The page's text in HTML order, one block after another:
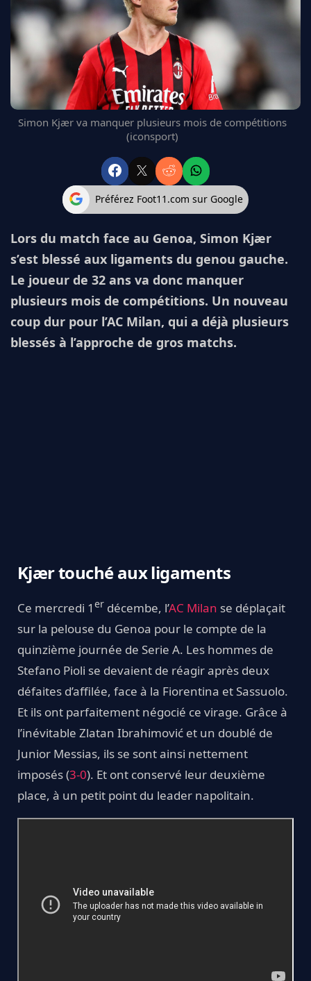
FC BARCELONE
MANCHESTER UNITED
CHELSEA
BAYERN
L'AVIS DE LA RÉDAC'
Simon Kjær va manquer plusieurs mois de compétitions
(iconsport)
Préférez Foot11.com sur Google
Lors du match face au Genoa, Simon Kjær
s’est blessé aux ligaments du genou gauche.
Le joueur de 32 ans va donc manquer
plusieurs mois de compétitions. Un nouveau
coup dur pour l’AC Milan, qui a déjà plusieurs
blessés à l’approche de gros matchs.
Kjær touché aux ligaments
Ce mercredi 1 er décembe, l’AC Milan se déplaçait
sur la pelouse du Genoa pour le compte de la
quinzième journée de Serie A. Les hommes de
Stefano Pioli se devaient de réagir après deux
défaites d’affilée, face à la Fiorentina et Sassuolo.
Et ils ont parfaitement négocié ce virage. Grâce à
l’inévitable Zlatan Ibrahimović et un doublé de
Junior Messias, ils se sont ainsi nettement
imposés (3-0). Et ont conservé leur deuxième
place, à un petit point du leader napolitain.